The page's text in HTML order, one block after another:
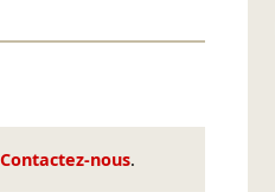
Contactez-nous.